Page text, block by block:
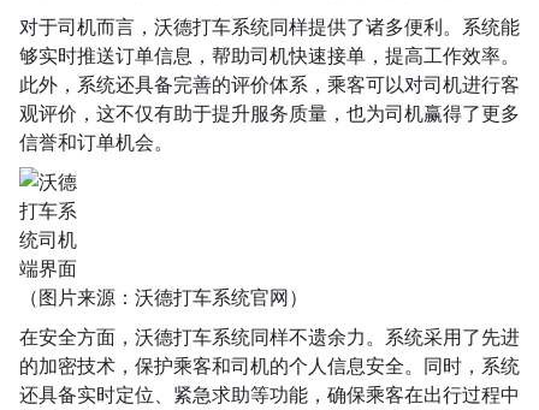
对于司机而言，沃德打车系统同样提供了诸多便利。系统能
够实时推送订单信息，帮助司机快速接单，提高工作效率。
此外，系统还具备完善的评价体系，乘客可以对司机进行客
观评价，这不仅有助于提升服务质量，也为司机赢得了更多
信誉和订单机会。
（图片来源：沃德打车系统官网）
在安全方面，沃德打车系统同样不遗余力。系统采用了先进
的加密技术，保护乘客和司机的个人信息安全。同时，系统
还具备实时定位、紧急求助等功能，确保乘客在出行过程中